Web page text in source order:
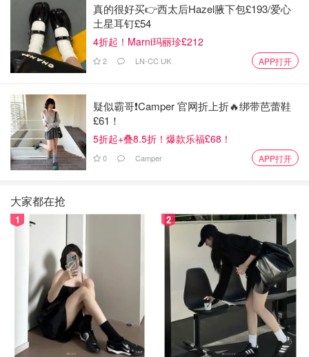
图片来自于@PYMNTS 版权属于原作者
对于在英国的留学生宝子们来说，这无疑是个好消息。无论
是追星、看音乐会，还是看热门的足球比赛，以前因为黄牛
票价格高昂而望而却步的情况，将会大大改善。
是一场“抢票大战”，而是可以让我们真正回归到享受演出的
快乐本身。
总之，这次政策意味着，从政府层面上，英国将更加严格打
学习的朋友们有机会用合理的价格体验文化娱乐生活。希望
未来在英国看演出、看球赛的宝子们，能少一些焦虑，多一
些期待啦！
真的很好买👉西太后Hazel腋下包£193/爱心
土星耳钉£54
4折起！Marni玛丽珍£212
2 LN-CC UK APP打开
疑似霸哥❗️Camper 官网折上折🔥绑带芭蕾鞋
£61！
5折起+叠8.5折！爆款乐福£68！
0 Camper APP打开
大家都在抢
1 2